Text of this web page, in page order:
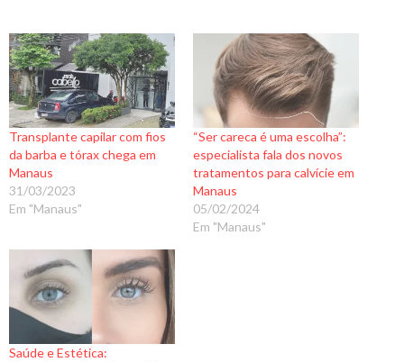
Transplante capilar com fios
da barba e tórax chega em
Manaus
31/03/2023
Em "Manaus"
“Ser careca é uma escolha”:
especialista fala dos novos
tratamentos para calvície em
Manaus
05/02/2024
Em "Manaus"
Saúde e Estética: